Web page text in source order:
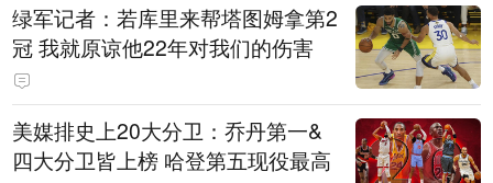
绿军记者：若库里来帮塔图姆拿第2
冠 我就原谅他22年对我们的伤害
美媒排史上20大分卫：乔丹第一&
四大分卫皆上榜 哈登第五现役最高